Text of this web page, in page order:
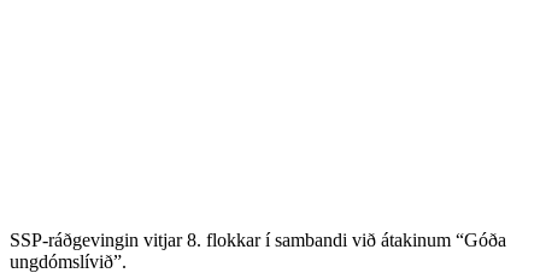
SSP-ráðgevingin vitjar 8. flokkar í sambandi við átakinum “Góða
ungdómslívið”.